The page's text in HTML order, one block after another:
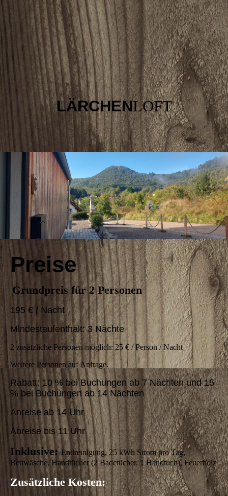
LÄRCHENLOFT
Preise
Grundpreis für 2 Personen
195 € / Nacht
Mindestaufenthalt: 3 Nächte
2 zusätzliche Personen möglich: 25 € / Person / Nacht
Weitere Personen auf Anfrage.
Rabatt: 10 % bei Buchungen ab 7 Nächten und 15
% bei Buchungen ab 14 Nächten
Anreise ab 14 Uhr
Abreise bis 11 Uhr
Inklusive:Endreinigung, 25 kWh Strom pro Tag,
Bettwäsche, Handtücher (2 Badetücher, 1 Handtuch), Feuerholz
Zusätzliche Kosten: